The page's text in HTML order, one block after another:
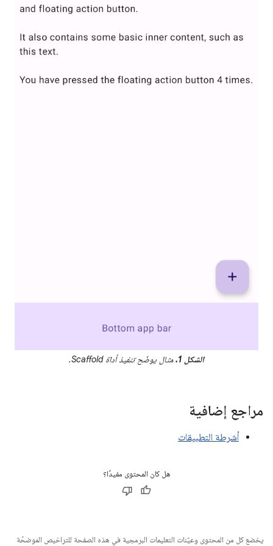
الشكل 1. مثال يوضّح تنفيذ أداة Scaffold.
مراجع إضافية
أشرطة التطبيقات
هل كان المحتوى مفيدًا؟
يخضع كل من المحتوى وعيّنات التعليمات البرمجية في هذه الصفحة للتراخيص الموضحّة